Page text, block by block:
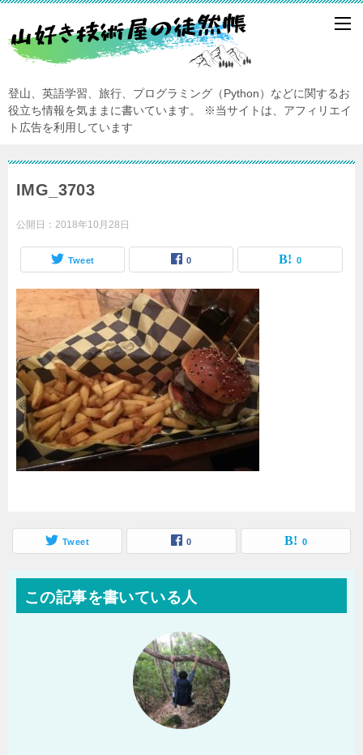
登山、英語学習、旅行、プログラミング（Python）などに関するお
役立ち情報を気ままに書いています。
※当サイトは、アフィリエイ
ト広告を利用しています
IMG_3703
公開日： 2018年10月28日
Tweet 0 0
Tweet 0 0
この記事を書いている人